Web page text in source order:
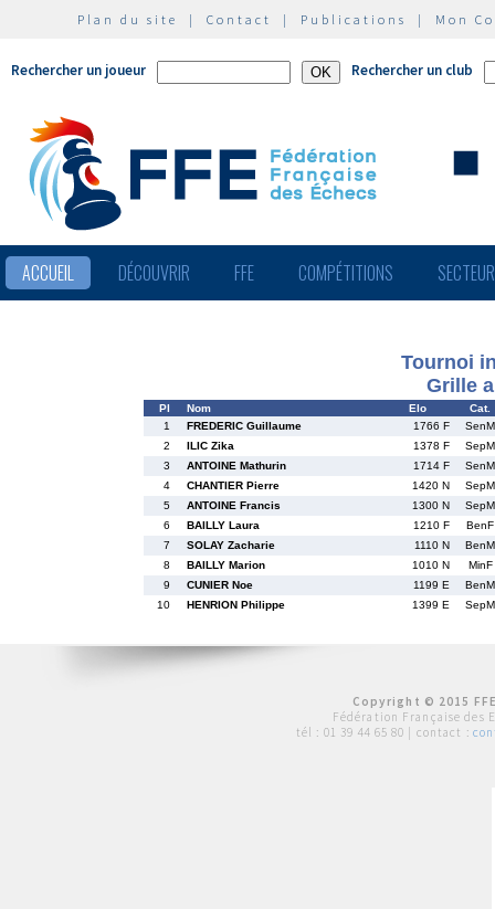
Plan du site | Contact | Publications | Mon
Rechercher un joueur Rechercher un club
ACCUEIL DÉCOUVRIR FFE COMPÉTITIONS
Tournoi
Grille
Pl Nom Elo
Cat.
1
FREDERIC Guillaume 1766 F
SenM
2
ILIC Zika 1378 F
SepM
3
ANTOINE Mathurin 1714 F
SenM
4
CHANTIER Pierre 1420 N
SepM
5
ANTOINE Francis 1300 N
SepM
6
BAILLY Laura 1210 F
BenF
7
SOLAY Zacharie 1110 N
BenM
8
BAILLY Marion 1010 N
MinF
9
CUNIER Noe 1199 E
BenM
10
HENRION Philippe 1399 E SepM
Copyright © 2015
Fédération Française des
tél : 01 39 44 65 80 | contact :